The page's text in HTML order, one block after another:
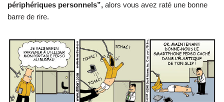
périphériques personnels”, alors vous avez raté une bonne
barre de rire.